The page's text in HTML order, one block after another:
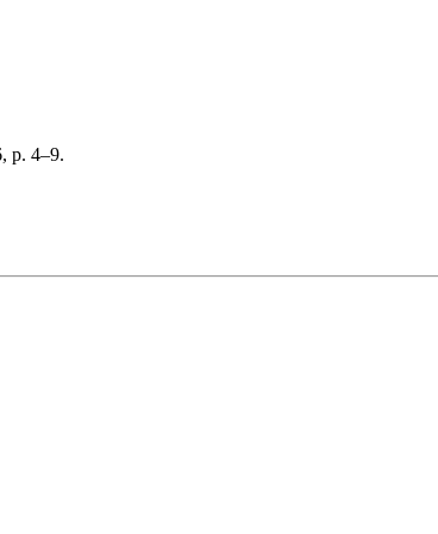
p. 4–9.